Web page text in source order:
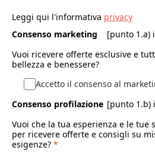
Leggi qui l'informativa privacy
Consenso marketing
[punto 1.a)
Vuoi ricevere offerte esclusive e
bellezza e benessere?
Accetto il consenso al
Consenso profilazione [punto 1.b)
Vuoi che la tua esperienza e le tue
per ricevere offerte e consigli su
esigenze? *